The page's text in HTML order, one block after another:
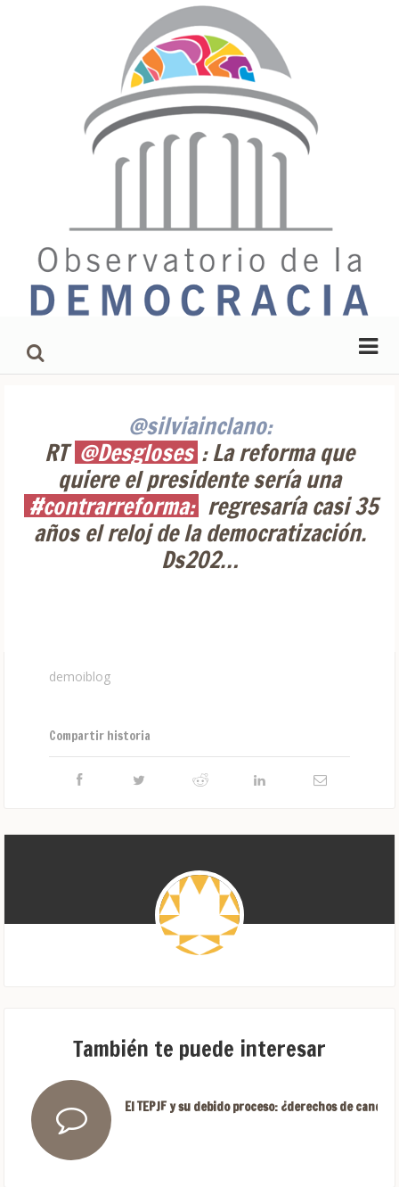
@silviainclano:
RT @Desgloses : La reforma que
quiere el presidente sería una
#contrarreforma: regresaría casi 35
años el reloj de la democratización.
Ds202…
demoiblog
Compartir historia
También te puede interesar
El TEPJF y su debido proceso: ¿derechos de